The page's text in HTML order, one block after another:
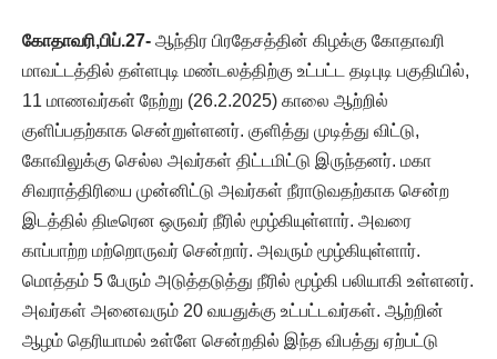
கோதாவரி,பிப்.27- ஆந்திர பிரதேசத்தின் கிழக்கு கோதாவரி
மாவட்டத்தில் தள்ளபுடி மண்டலத்திற்கு உட்பட்ட தடிபுடி பகுதியில்,
11 மாணவர்கள் நேற்று (26.2.2025) காலை ஆற்றில்
குளிப்பதற்காக சென்றுள்ளனர். குளித்து முடித்து விட்டு,
கோவிலுக்கு செல்ல அவர்கள் திட்டமிட்டு இருந்தனர். மகா
சிவராத்திரியை முன்னிட்டு அவர்கள் நீராடுவதற்காக சென்ற
இடத்தில் திடீரென ஒருவர் நீரில் மூழ்கியுள்ளார். அவரை
காப்பாற்ற மற்றொருவர் சென்றார். அவரும் மூழ்கியுள்ளார்.
மொத்தம் 5 பேரும் அடுத்தடுத்து நீரில் மூழ்கி பலியாகி உள்ளனர்.
அவர்கள் அனைவரும் 20 வயதுக்கு உட்பட்டவர்கள். ஆற்றின்
ஆழம் தெரியாமல் உள்ளே சென்றதில் இந்த விபத்து ஏற்பட்டு